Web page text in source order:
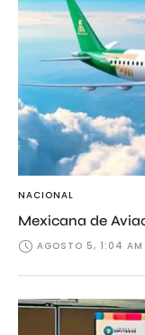
NACIONAL
Mexicana de
AGOSTO 5, 1:04 AM